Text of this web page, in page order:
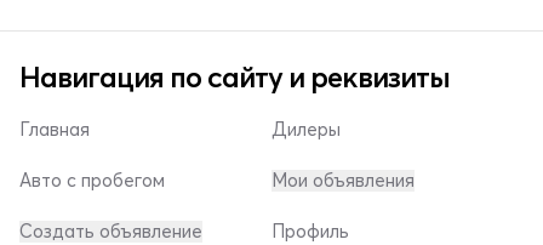
Навигация по сайту и реквизиты
Главная
Авто с пробегом
Создать объявление
Дилеры
Мои объявления
Профиль